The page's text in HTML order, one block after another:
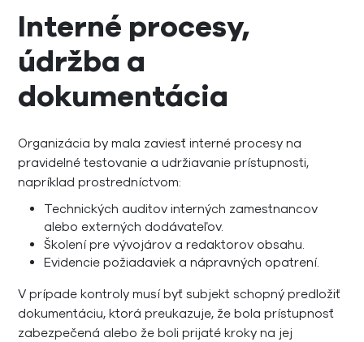
Interné procesy,
údržba a
dokumentácia
Organizácia by mala zaviesť interné procesy na
pravidelné testovanie a udržiavanie prístupnosti,
napríklad prostredníctvom:
Technických auditov interných zamestnancov
alebo externých dodávateľov.
Školení pre vývojárov a redaktorov obsahu.
Evidencie požiadaviek a nápravných opatrení.
V prípade kontroly musí byť subjekt schopný predložiť
dokumentáciu, ktorá preukazuje, že bola prístupnosť
zabezpečená alebo že boli prijaté kroky na jej